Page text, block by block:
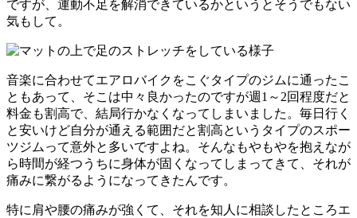
ですが、運動不足を解消できているかというとそうでもない
気もして。
音楽に合わせてエアロバイクをこぐタイプのジムに通ったこ
ともあって、そこは中々良かったのですが週1～2回程度だと
料金も割高で、結局行かなくなってしまいました。毎日行く
と安いけど自分が通える範囲だと割高というタイプのスポー
ツジムって意外と多いですよね。そんなもやもやを抱えなが
ら時間が経つうちに身体が固くなってしまってきて、それが
痛みに繋がるようになってきたんです。
特に肩や腰の痛みが強くて、それを知人に相談したところエ